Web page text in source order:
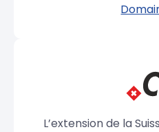
L’extension de la